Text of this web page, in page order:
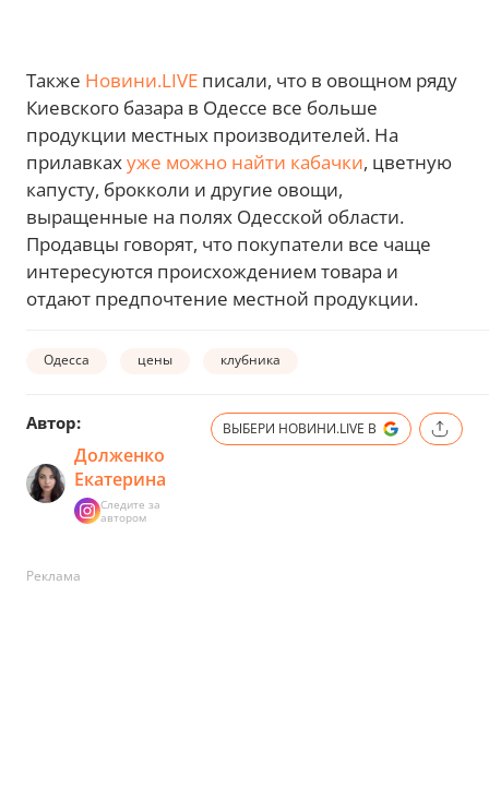
Также Новини.LIVE писали, что в овощном ряду
Киевского базара в Одессе все больше
продукции местных производителей. На
прилавкахуже можно найти кабачки, цветную
капусту, брокколи и другие овощи,
выращенные на полях Одесской области.
Продавцы говорят, что покупатели все чаще
интересуются происхождением товара и
отдают предпочтение местной продукции.
Одесса цены клубника
Автор:
Долженко
Екатерина
Следите за
автором
ВЫБЕРИ НОВИНИ.LIVE В
Реклама